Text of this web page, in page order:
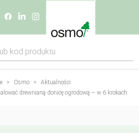
Osmo
Aktualności
drewnianą donicę ogrodową – w 6 krokach.